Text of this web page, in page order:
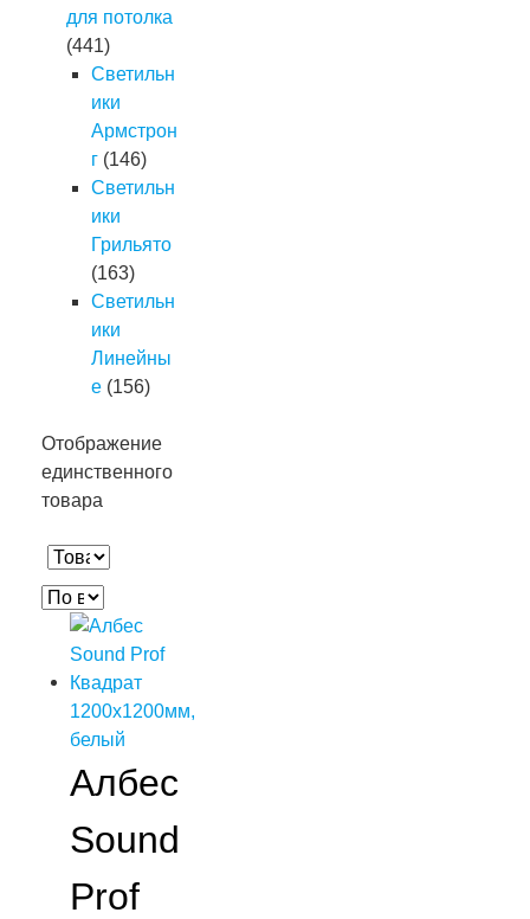
для потолка
(441)
Светильн
ики
Армстрон
г (146)
Светильн
ики
Грильято
(163)
Светильн
ики
Линейны
е (156)
Отображение
единственного
товара
Албес
Sound
Prof